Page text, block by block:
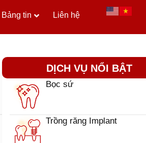
Bảng tin Liên hệ
DỊCH VỤ NỔI BẬT
Bọc sứ
Trồng răng Implant